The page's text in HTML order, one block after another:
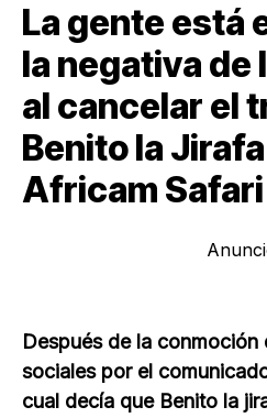
La gente está
la negativa de
al cancelar el
Benito la
Africam Safari
Después de la conmoción
sociales por el
cual decía que Benito la